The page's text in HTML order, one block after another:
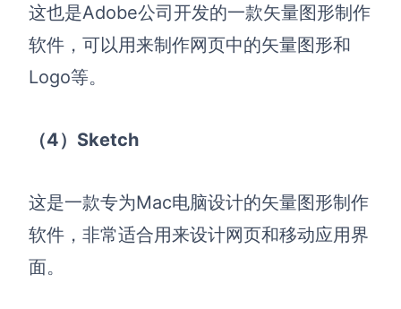
这也是Adobe公司开发的一款矢量图形制作
软件，可以用来制作网页中的矢量图形和
Logo等。
（4）Sketch
这是一款专为Mac电脑设计的矢量图形制作
软件，非常适合用来设计网页和移动应用界
面。